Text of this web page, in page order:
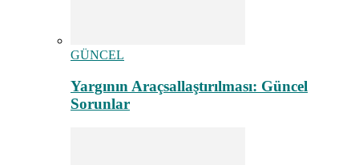
GÜNCEL
Yargının Araçsallaştırılması: Güncel
Sorunlar